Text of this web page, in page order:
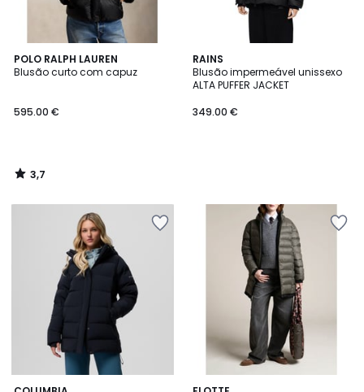
POLO RALPH LAUREN
Blusão curto com capuz
595.00 €
3,7
/ 5
3,7
/
RAINS
Blusão impermeável unissexo
ALTA PUFFER JACKET
349.00 €